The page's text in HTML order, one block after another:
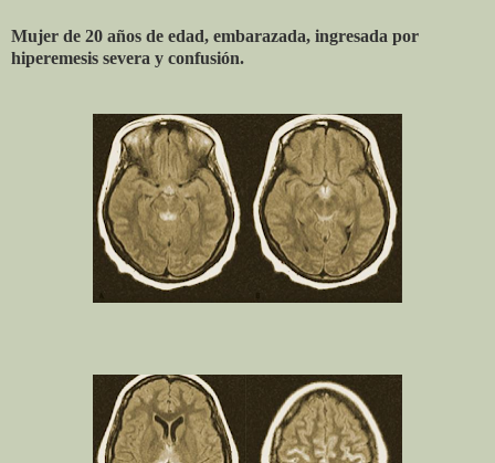
Mujer de 20 años de edad, embarazada, ingresada por
hiperemesis severa y confusión.